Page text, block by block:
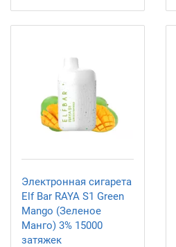
Электронная сигарета
Elf Bar RAYA S1 Green
Mango (Зеленое
Манго) 3% 15000
затяжек